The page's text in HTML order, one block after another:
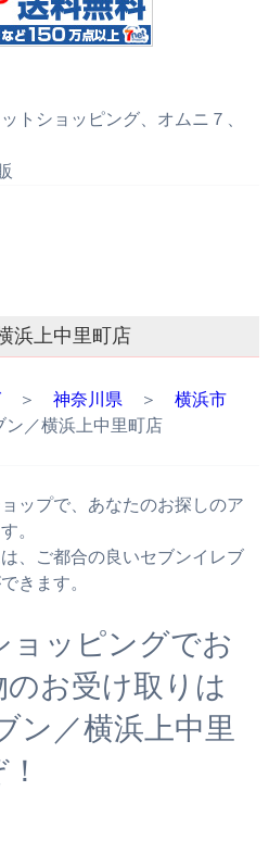
トショッピング、オムニ７、
浜上中里町店
＞ 神奈川県＞ 横浜市
／横浜上中里町店
ップで、あなたのお探しのア
。
、ご都合の良いセブンイレブ
きます。
ョッピングでお
お受け取りは
ン／横浜上中里